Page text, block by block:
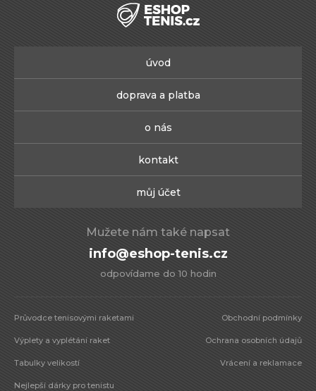
úvod
doprava a platba
o nás
kontakt
můj účet
Mužete nám také napsat
info@eshop-tenis.cz
odpovídame do 10 hodin
Průvodce tenisovými raketami
Výplety a vyplétání raket
Tabulky velikostí
Nejlepší dárky pro tenistu
Obchodní podmínky
Ochrana osobních údajů
Vrácení a reklamace